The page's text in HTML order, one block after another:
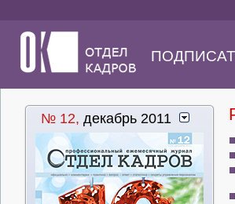
№ 12, декабрь 2011